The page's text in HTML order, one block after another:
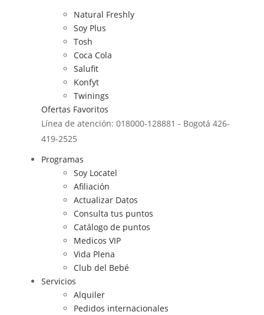
Natural Freshly
Soy Plus
Tosh
Coca Cola
Salufit
Konfyt
Twinings
Ofertas Favoritos
Línea de atención: 018000-128881 - Bogotá 426-
419-2525
Programas
Soy Locatel
Afiliación
Actualizar Datos
Consulta tus puntos
Catálogo de puntos
Medicos VIP
Vida Plena
Club del Bebé
Servicios
Alquiler
Pedidos internacionales